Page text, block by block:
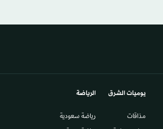
يوميات الشرق​
مذاقات
الرياضة
رياضة سعودية